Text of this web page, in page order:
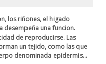
los riñones, el higado
desempeña una funcion.
de reproducirse. Las
un tejido, como las que
denominada epidermis...